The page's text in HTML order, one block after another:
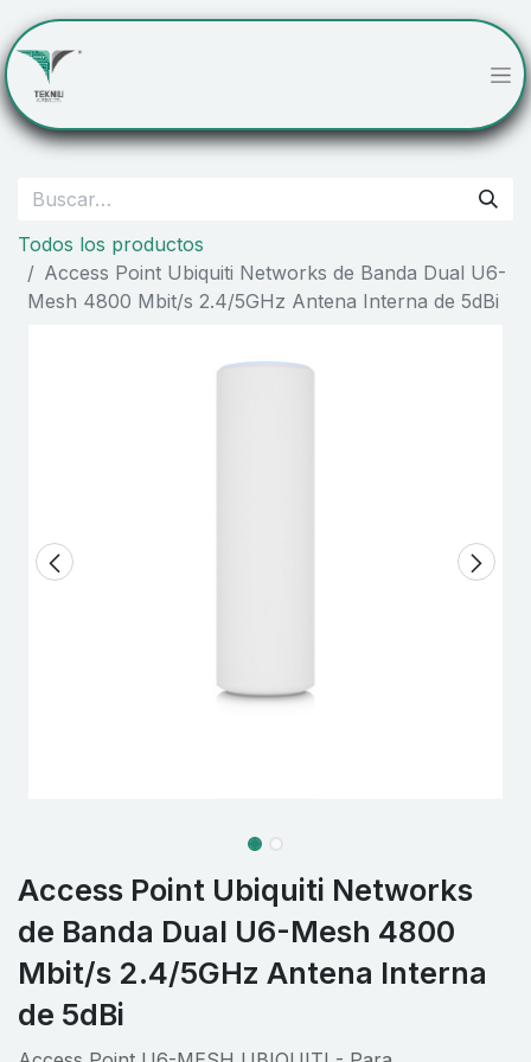
Todos los productos
Access Point Ubiquiti Networks de Banda Dual U6-
Mesh 4800 Mbit/s 2.4/5GHz Antena Interna de 5dBi
Access Point Ubiquiti Networks
de Banda Dual U6-Mesh 4800
Mbit/s 2.4/5GHz Antena Interna
de 5dBi